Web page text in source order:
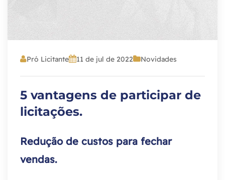
Pró Licitante 11 de jul de 2022 Novidades
5 vantagens de participar de
licitações.
Redução de custos para fechar
vendas.